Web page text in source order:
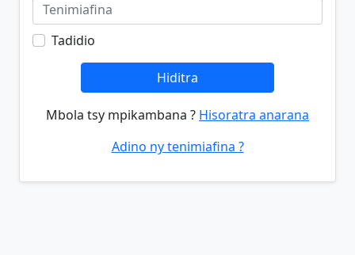
Tadidio
Hiditra
Mbola tsy mpikambana ? Hisoratra anarana
Adino ny tenimiafina ?